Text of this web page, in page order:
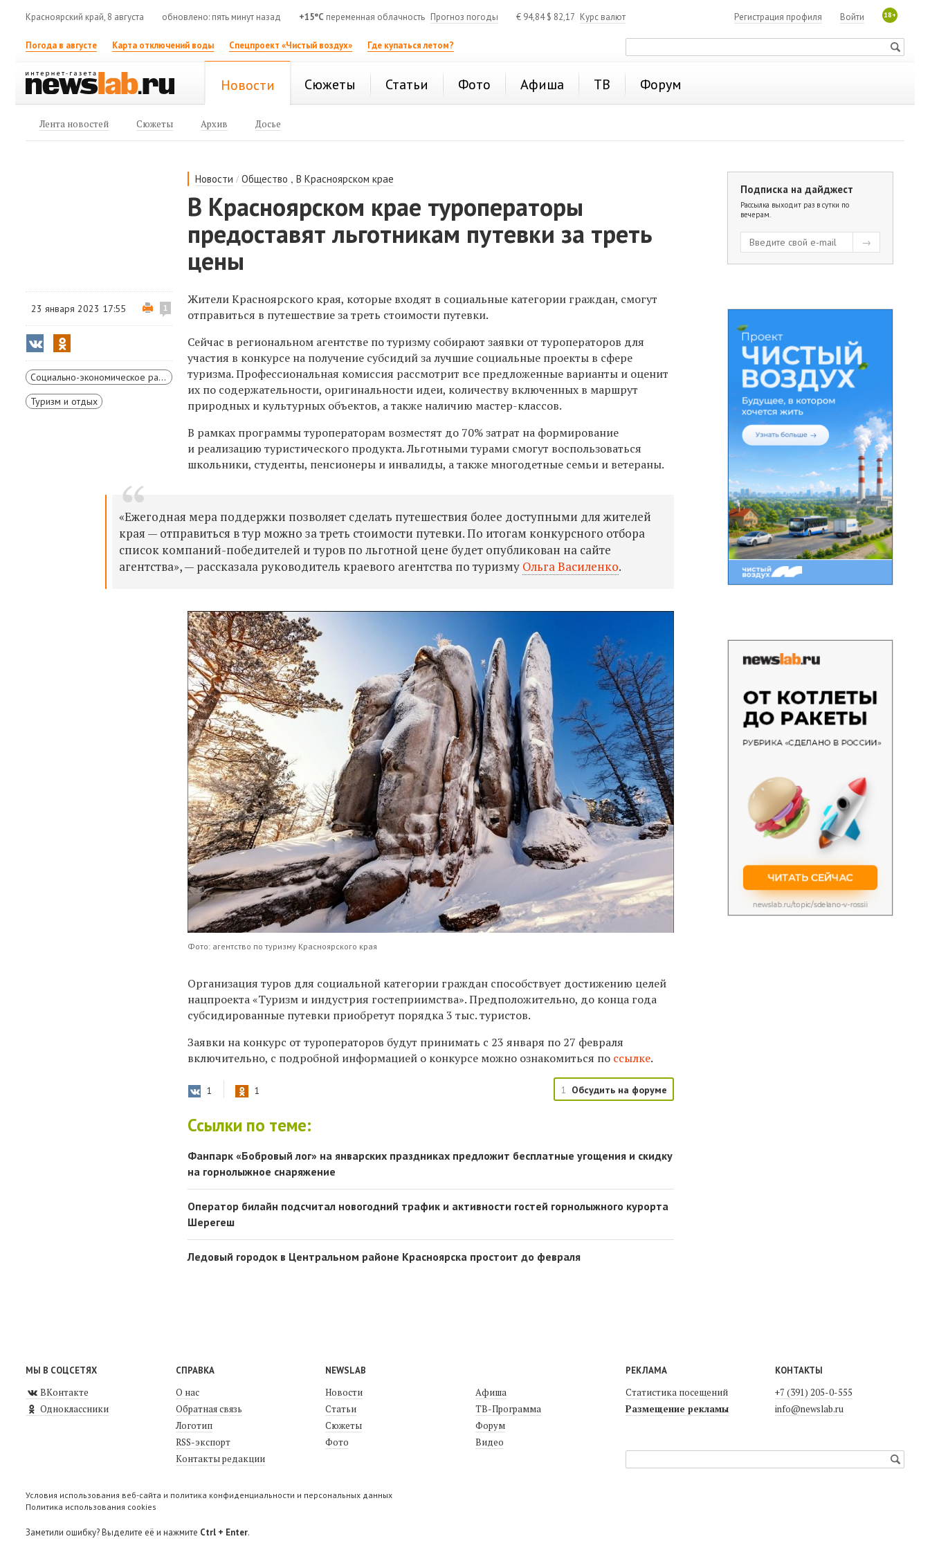
Красноярский край, 8 августа обновлено: пять минут назад +15°C переменная облачность Прогноз погоды € 94,84$ 82,17 Курс валют 18+
Войти
Регистрация профиля
Погода в августе Карта отключений воды Спецпроект «Чистый воздух» Где купаться летом?
Новости Сюжеты Статьи Фото Афиша ТВ Форум
Лента новостей Сюжеты Архив Досье
Новости /Общество ,В Красноярском крае
В Красноярском крае туроператоры
предоставят льготникам путевки за треть
цены
23 января 2023 17:55 1
Социально-экономическое развитие Красноярского края
Туризм и отдых
Жители Красноярского края, которые входят в социальные категории граждан, смогут
отправиться в путешествие за треть стоимости путевки.
Сейчас в региональном агентстве по туризму собирают заявки от туроператоров для
участия в конкурсе на получение субсидий за лучшие социальные проекты в сфере
туризма. Профессиональная комиссия рассмотрит все предложенные варианты и оценит
их по содержательности, оригинальности идеи, количеству включенных в маршрут
природных и культурных объектов, а также наличию мастер-классов.
В рамках программы туроператорам возместят до 70% затрат на формирование
и реализацию туристического продукта. Льготными турами смогут воспользоваться
школьники, студенты, пенсионеры и инвалиды, а также многодетные семьи и ветераны.
«Ежегодная мера поддержки позволяет сделать путешествия более доступными для жителей
края — отправиться в тур можно за треть стоимости путевки. По итогам конкурсного отбора
список компаний-победителей и туров по льготной цене будет опубликован на сайте
агентства», — рассказала руководитель краевого агентства по туризму Ольга Василенко.
Фото: агентство по туризму Красноярского края
Организация туров для социальной категории граждан способствует достижению целей
нацпроекта «Туризм и индустрия гостеприимства». Предположительно, до конца года
субсидированные путевки приобретут порядка 3 тыс. туристов.
Заявки на конкурс от туроператоров будут принимать с 23 января по 27 февраля
включительно, с подробной информацией о конкурсе можно ознакомиться по ссылке.
1 1 1 Обсудить на форуме
Ссылки по теме:
Фанпарк «Бобровый лог» на январских праздниках предложит бесплатные угощения и скидку
на горнолыжное снаряжение
Оператор билайн подсчитал новогодний трафик и активности гостей горнолыжного курорта
Шерегеш
Ледовый городок в Центральном районе Красноярска простоит до февраля
Подписка на дайджест
Рассылка выходит раз в сутки по
вечерам.
МЫ В СОЦСЕТЯХ
ВКонтакте
Одноклассники
СПРАВКА
О нас
Обратная связь
Логотип
RSS-экспорт
Контакты редакции
NEWSLAB
Новости
Статьи
Сюжеты
Фото
Афиша
ТВ-Программа
Форум
Видео
РЕКЛАМА
Статистика посещений
Размещение рекламы
КОНТАКТЫ
+7 (391) 205-0-555
info@newslab.ru
Условия использования веб-сайта и политика конфиденциальности и персональных данных
Политика использования cookies
Заметили ошибку? Выделите её и нажмите Ctrl + Enter.